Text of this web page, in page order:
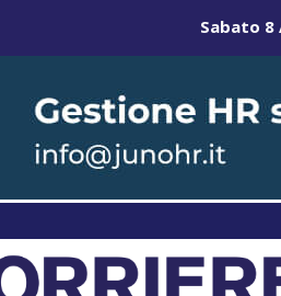
Sabato 8